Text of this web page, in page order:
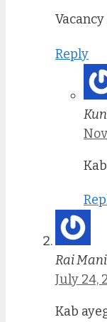
Reply
Rai
July 24,
Kab